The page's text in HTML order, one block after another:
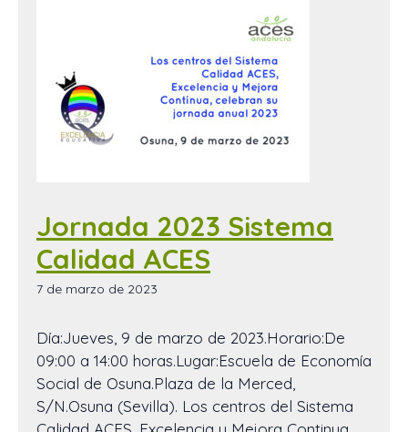
Jornada 2023 Sistema
Calidad ACES
7 de marzo de 2023
Día:Jueves, 9 de marzo de 2023.Horario:De
09:00 a 14:00 horas.Lugar:Escuela de Economía
Social de Osuna.Plaza de la Merced,
S/N.Osuna (Sevilla). Los centros del Sistema